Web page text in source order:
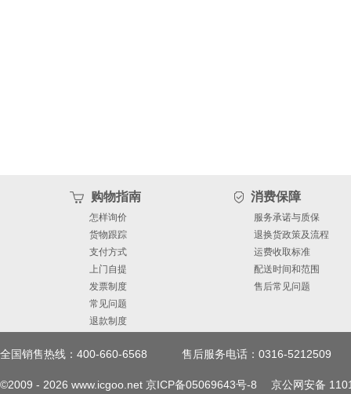
购物指南
怎样询价
货物跟踪
支付方式
上门自提
发票制度
常见问题
退款制度
消费保障
服务承诺与质保
退换货政策及流程
运费收取标准
配送时间和范围
售后常见问题
全国销售热线：400-660-6568 售后服务电话：0316-5212509
©2009 - 2026 www.icgoo.net 京ICP备05069643号-8 京公网安备